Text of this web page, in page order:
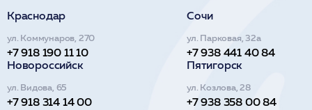
Краснодар
ул. Коммунаров, 270
+7 918 190 11 10
Сочи
ул. Парковая, 32а
+7 938 441 40 84
Новороссийск
ул. Видова, 65
+7 918 314 14 00
Пятигорск
ул. Козлова, 28
+7 938 358 00 84